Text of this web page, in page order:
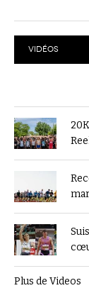
VIDÉOS
Plus de Videos